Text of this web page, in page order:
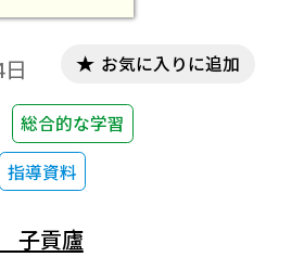
総合的な学習
指導資料
お気に入りに追加
子貢廬